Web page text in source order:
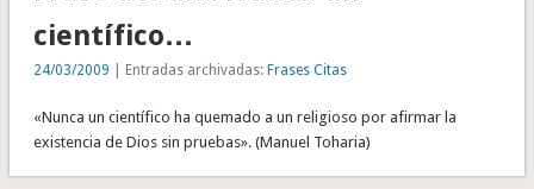
científico…
24/03/2009 | Entradas archivadas: Frases Citas
«Nunca un científico ha quemado a un religioso por afirmar la
existencia de Dios sin pruebas». (Manuel Toharia)